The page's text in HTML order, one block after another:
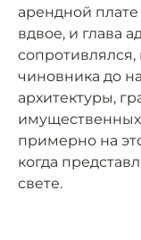
арендной
вдвое, и глава
чиновника до
архитектуры,
примерно на
когда
свете.